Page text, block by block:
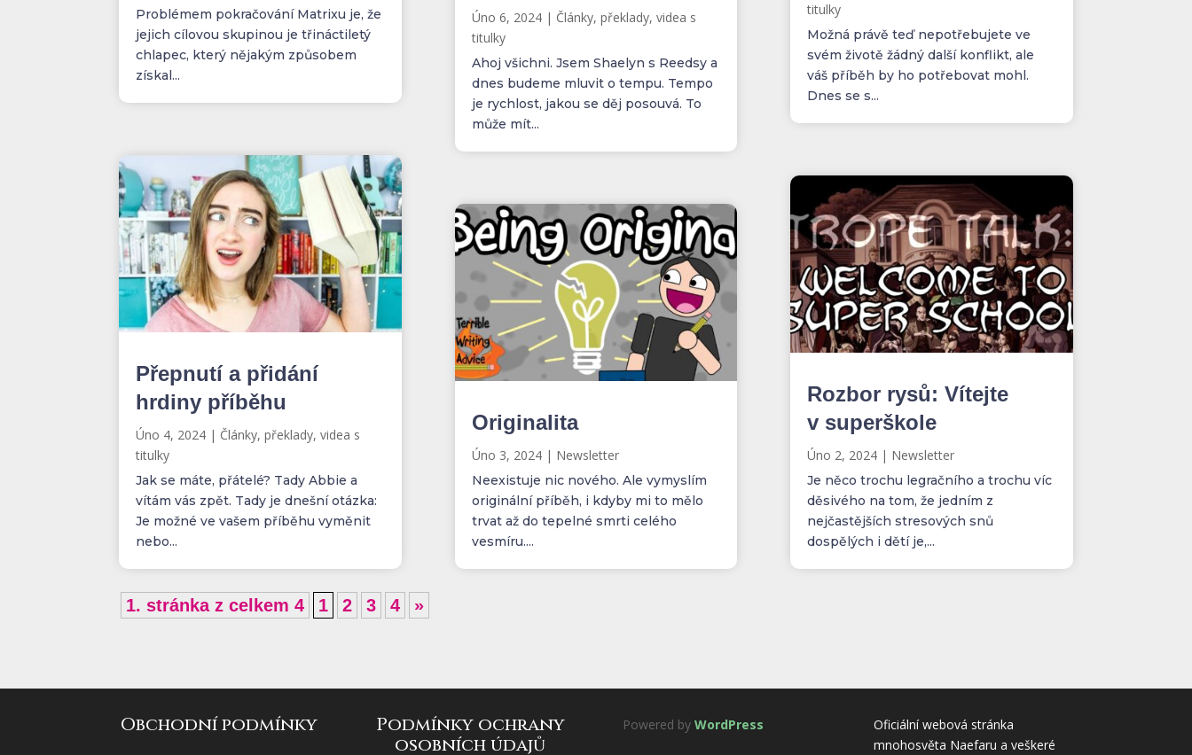
Problémem pokračování Matrixu je, že
jejich cílovou skupinou je třináctiletý
chlapec, který nějakým způsobem
získal...
Přepnutí a přidání
hrdiny příběhu
Úno 4, 2024 | Články, překlady, videa s
titulky
Jak se máte, přátelé? Tady Abbie a
vítám vás zpět. Tady je dnešní otázka:
Je možné ve vašem příběhu vyměnit
nebo...
Úno 6, 2024| Články, překlady, videa s
titulky
Ahoj všichni. Jsem Shaelyn s Reedsy a
dnes budeme mluvit o tempu. Tempo
je rychlost, jakou se děj posouvá. To
může mít...
Originalita
Úno 3, 2024| Newsletter
Neexistuje nic nového. Ale vymyslím
originální příběh, i kdyby mi to mělo
trvat až do tepelné smrti celého
vesmíru....
titulky
Možná právě teď nepotřebujete ve
svém životě žádný další konflikt, ale
váš příběh by ho potřebovat mohl.
Dnes se s...
Rozbor rysů: Vítejte
v superškole
Úno 2, 2024| Newsletter
Je něco trochu legračního a trochu víc
děsivého na tom, že jedním z
nejčastějších stresových snů
dospělých i dětí je,...
1. stránka z celkem 4 1 2 3 4 »
Obchodní podmínky
Podmínky ochrany
osobních údajů
Powered by WordPress
Oficiální webová stránka
mnohosvěta Naefaru a veškeré